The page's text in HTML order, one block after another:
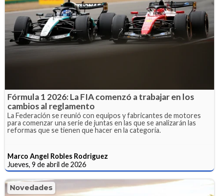
Fórmula 1 2026: La FIA comenzó a trabajar en los
cambios al reglamento
La Federación se reunió con equipos y fabricantes de motores
para comenzar una serie de juntas en las que se analizarán las
reformas que se tienen que hacer en la categoría.
Marco Angel Robles Rodriguez
Jueves, 9 de abril de 2026
Novedades